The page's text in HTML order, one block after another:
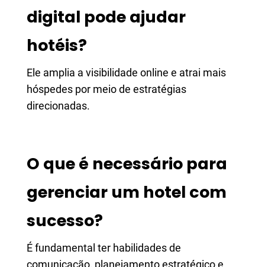
digital pode ajudar
hotéis?
Ele amplia a visibilidade online e atrai mais
hóspedes por meio de estratégias
direcionadas.
O que é necessário para
gerenciar um hotel com
sucesso?
É fundamental ter habilidades de
comunicação, planejamento estratégico e